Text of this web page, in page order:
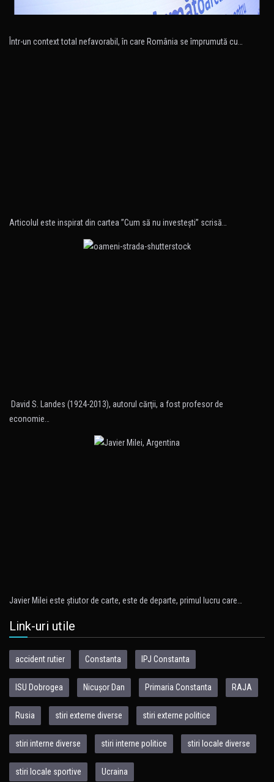
Într-un context total nefavorabil, în care România se împrumută cu…
Articolul este inspirat din cartea ”Cum să nu investeşti” scrisă…
David S. Landes (1924-2013), autorul cărţii, a fost profesor de
economie…
Javier Milei este ştiutor de carte, este de departe, primul lucru care…
Link-uri utile
accident rutier Constanta IPJ Constanta
ISU Dobrogea Nicușor Dan Primaria Constanta RAJA
Rusia stiri externe diverse stiri externe politice
stiri interne diverse stiri interne politice stiri locale diverse
stiri locale sportive Ucraina